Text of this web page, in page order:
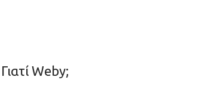
Γιατί Weby;